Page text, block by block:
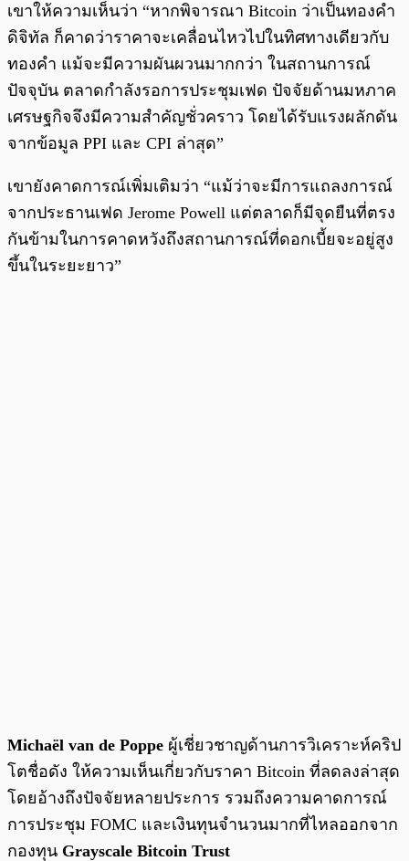
เขาให้ความเห็นว่า “หากพิจารณา Bitcoin ว่าเป็นทองคำ
ดิจิทัล ก็คาดว่าราคาจะเคลื่อนไหวไปในทิศทางเดียวกับ
ทองคำ แม้จะมีความผันผวนมากกว่า ในสถานการณ์
ปัจจุบัน ตลาดกำลังรอการประชุมเฟด ปัจจัยด้านมหภาค
เศรษฐกิจจึงมีความสำคัญชั่วคราว โดยได้รับแรงผลักดัน
จากข้อมูล PPI และ CPI ล่าสุด”
เขายังคาดการณ์เพิ่มเติมว่า “แม้ว่าจะมีการแถลงการณ์
จากประธานเฟด Jerome Powell แต่ตลาดก็มีจุดยืนที่ตรง
กันข้ามในการคาดหวังถึงสถานการณ์ที่ดอกเบี้ยจะอยู่สูง
ขึ้นในระยะยาว”
Michaël van de Poppe ผู้เชี่ยวชาญด้านการวิเคราะห์คริป
โตชื่อดัง ให้ความเห็นเกี่ยวกับราคา Bitcoin ที่ลดลงล่าสุด
โดยอ้างถึงปัจจัยหลายประการ รวมถึงความคาดการณ์
การประชุม FOMC และเงินทุนจำนวนมากที่ไหลออกจาก
กองทุน Grayscale Bitcoin Trust